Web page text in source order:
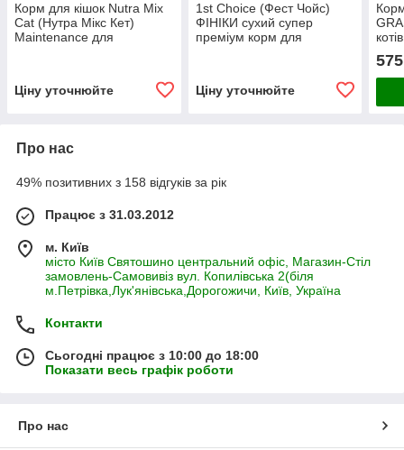
Корм для кішок Nutra Mix
Cat (Нутра Мікс Кет)
Maintenance для
Ціну уточнюйте
1st Choice (Фест Чойс)
ФІНІКИ сухий супер
преміум корм для
Ціну уточнюйте
575
Про нас
49% позитивних з 158 відгуків за рік
Працює з 31.03.2012
м. Київ
місто Київ Святошино центральний офіс, Магазин-Стіл
замовлень-Самовивіз вул. Копилівська 2(біля
м.Петрівка,Лук'янівська,Дорогожичи, Київ, Україна
Контакти
Сьогодні працює з 10:00 до 18:00
Показати весь графік роботи
Про нас